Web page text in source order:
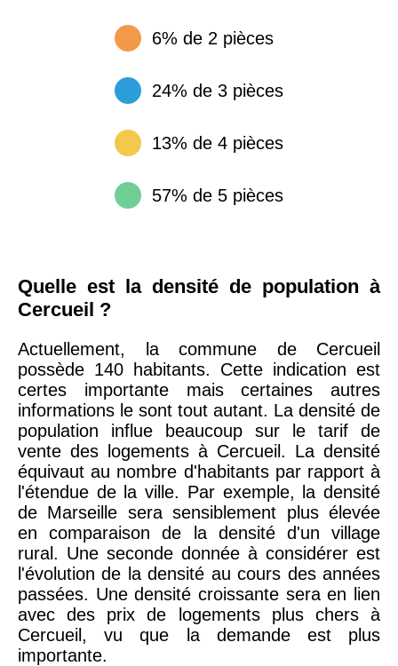
6% de 2 pièces
24% de 3 pièces
13% de 4 pièces
57% de 5 pièces
Quelle est la densité de population à
Cercueil ?
Actuellement, la commune de Cercueil
possède 140 habitants. Cette indication est
certes importante mais certaines autres
informations le sont tout autant. La densité de
population influe beaucoup sur le tarif de
vente des logements à Cercueil. La densité
équivaut au nombre d'habitants par rapport à
l'étendue de la ville. Par exemple, la densité
de Marseille sera sensiblement plus élevée
en comparaison de la densité d'un village
rural. Une seconde donnée à considérer est
l'évolution de la densité au cours des années
passées. Une densité croissante sera en lien
avec des prix de logements plus chers à
Cercueil, vu que la demande est plus
importante.